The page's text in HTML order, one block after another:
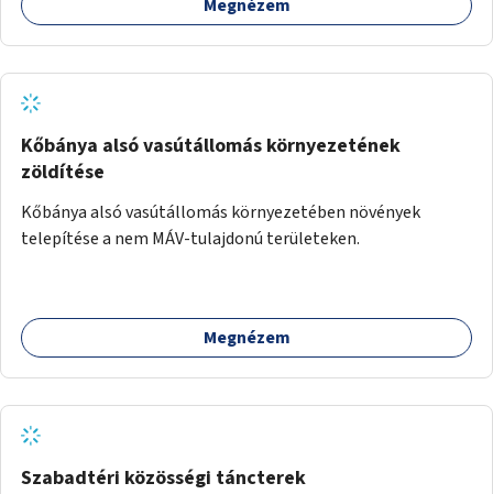
Megnézem
Kőbánya alsó vasútállomás környezetének
zöldítése
Kőbánya alsó vasútállomás környezetében növények
telepítése a nem MÁV-tulajdonú területeken.
Megnézem
Szabadtéri közösségi táncterek